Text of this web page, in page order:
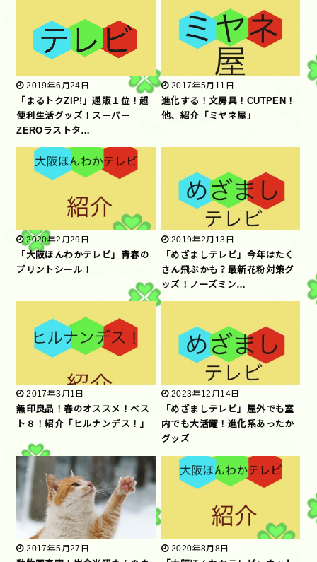
2019年6月24日
「まるトクZIP!」通販１位！超
便利生活グッズ！スーパー
ZEROラストタ…
2017年5月11日
進化する！文房具！CUTPEN！
他、紹介「ミヤネ屋」
2020年2月29日
「大阪ほんわかテレビ」青春の
プリントシール！
2019年2月13日
「めざましテレビ」今年はたく
さん飛ぶかも？最新花粉対策グ
ッズ！ノーズミン…
2017年3月1日
無印良品！春のオススメ！ベス
ト８！紹介「ヒルナンデス！」
2023年12月14日
「めざましテレビ」屋外でも室
内でも大活躍！進化系あったか
グッズ
2017年5月27日
2020年8月8日